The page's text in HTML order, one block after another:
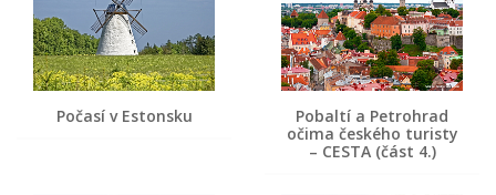
Počasí v Estonsku
Pobaltí a Petrohrad
očima českého turisty
– CESTA (část 4.)